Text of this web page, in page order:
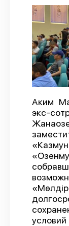
Аким
экс-
условий